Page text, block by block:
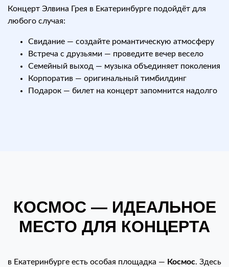
Концерт Элвина Грея в Екатеринбурге подойдёт для
любого случая:
Свидание — создайте романтическую атмосферу
Встреча с друзьями — проведите вечер весело
Семейный выход — музыка объединяет поколения
Корпоратив — оригинальный тимбилдинг
Подарок — билет на концерт запомнится надолго
КОСМОС — ИДЕАЛЬНОЕ
МЕСТО ДЛЯ КОНЦЕРТА
в Екатеринбурге есть особая площадка — Космос. Здесь